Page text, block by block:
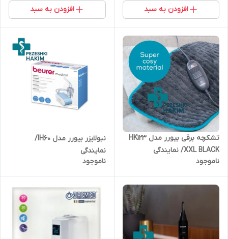
افزودن به سبد افزودن به سبد
تشکچه برقی بیورر مدل HK123
XXL BLACK/ نمایندگی
ناموجود
نبولایزر بیورر مدل IH60/
نمایندگی
ناموجود